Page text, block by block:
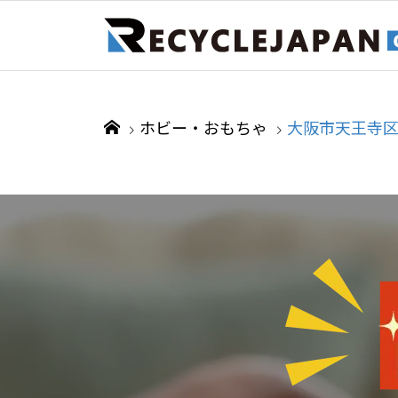
ホビー・おもちゃ 大阪市天王寺区